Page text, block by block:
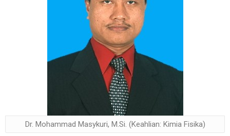
Dr. Mohammad Masykuri, M.Si. (Keahlian: Kimia Fisika)